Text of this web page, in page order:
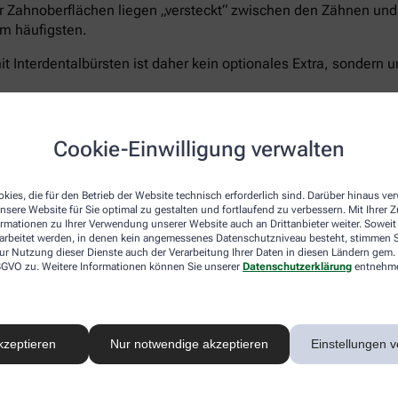
Cookie-Einwilligung verwalten
die für den Betrieb der Website technisch erforderlich sind. Darüber hinaus
Website für Sie optimal zu gestalten und fortlaufend zu verbessern. Mit Ihrer
zu Ihrer Verwendung unserer Website auch an Drittanbieter weiter. Soweit
werden, in denen kein angemessenes Datenschutzniveau besteht, stimmen
Nutzung dieser Dienste auch der Verarbeitung Ihrer Daten in diesen Ländern
zu. Weitere Informationen können Sie unserer Datenschutzerklärung
Nur notwendige akzeptieren Einstellungen
liegen „versteckt“ zwischen den Zähnen
häufigsten.
Interdentalbürsten ist daher kein optionales Extra, sondern
5.460 Filamenten für eine schonend-gründliche
Zahnpasta Enzycal 1450, die die natürliche
Außerdem dasCPS prime Starter Set– ein
Größen für eine vollständige und umfassende
Sanft zu Zähnen und Zahnfleisch – unerbittlich
der
schonen aber Zahnfleisch und- schmelz. Der
ermöglicht ein präzises, wirkungsvolles